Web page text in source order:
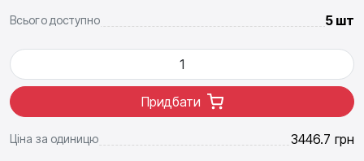
Всього доступно 5 шт
Придбати
Ціна за одиницю 3446.7 грн